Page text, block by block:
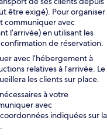
être exigé). Pour organiser
communiquer avec
l’arrivée) en utilisant les
de réservation.
avec l’hébergement à
relatives à l’arrivée. Le
les clients sur place.
à votre
avec
indiquées sur la